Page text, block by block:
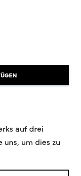
auf drei
uns, um dies zu